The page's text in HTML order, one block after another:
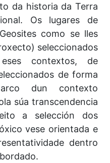
da historia da Terra
Os lugares de
como se lles
seleccionados
contextos, de
de forma
dun contexto
súa transcendencia
a selección dos
vese orientada e
dentro